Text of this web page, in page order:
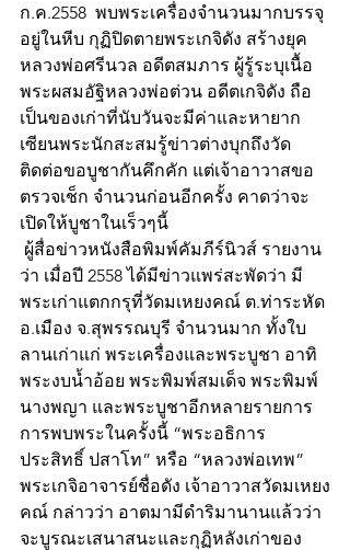
ก.ค.2558  พบพระเครื่องจำนวนมากบรรจุ
อยู่ในหีบ กุฏิปิดตายพระเกจิดัง สร้างยุค
หลวงพ่อศรีนวล อดีตสมภาร ผู้รู้ระบุเนื้อ
พระผสมอัฐิหลวงพ่อต่วน อดีตเกจิดัง ถือ
เป็นของเก่าที่นับวันจะมีค่าและหายาก
เซียนพระนักสะสมรู้ข่าวต่างบุกถึงวัด
ติดต่อขอบูชากันคึกคัก แต่เจ้าอาวาสขอ
ตรวจเช็ก จำนวนก่อนอีกครั้ง คาดว่าจะ
เปิดให้บูชาในเร็วๆนี้
ว่า เมื่อปี 2558 ได้มีข่าวแพร่สะพัดว่า มี
พระเก่าแตกกรุที่วัดมเหยงคณ์ ต.ท่าระหัด
อ.เมือง จ.สุพรรณบุรี จำนวนมาก ทั้งใบ
ลานเก่าแก่ พระเครื่องและพระบูชา อาทิ
พระงบน้ำอ้อย พระพิมพ์สมเด็จ พระพิมพ์
นางพญา และพระบูชาอีกหลายรายการ
การพบพระในครั้งนี้ “พระอธิการ
ประสิทธิ์ ปสาโท” หรือ “หลวงพ่อเทพ”
พระเกจิอาจารย์ชื่อดัง เจ้าอาวาสวัดมเหยง
คณ์ กล่าวว่า อาตมามีดำริมานานแล้วว่า
จะบูรณะเสนาสนะและกุฏิหลังเก่าของ